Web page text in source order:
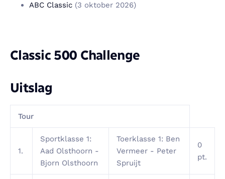
ABC Classic(3 oktober 2026)
Classic 500 Challenge
Uitslag
Tour
1.
Sportklasse 1:
Aad Olsthoorn -
Bjorn Olsthoorn
Toerklasse 1: Ben
Vermeer - Peter
Spruijt
0
pt.